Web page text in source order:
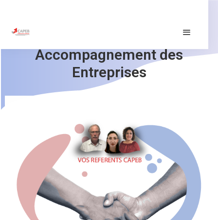
Accompagnement des
Entreprises